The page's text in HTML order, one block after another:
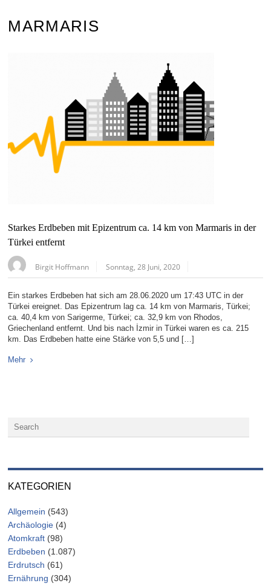
MARMARIS
Starkes Erdbeben mit Epizentrum ca. 14 km von Marmaris in der
Türkei entfernt
Birgit Hoffmann Sonntag, 28 Juni, 2020
Ein starkes Erdbeben hat sich am 28.06.2020 um 17:43 UTC in der
Türkei ereignet. Das Epizentrum lag ca. 14 km von Marmaris, Türkei;
ca. 40,4 km von Sarigerme, Türkei; ca. 32,9 km von Rhodos,
Griechenland entfernt. Und bis nach İzmir in Türkei waren es ca. 215
km. Das Erdbeben hatte eine Stärke von 5,5 und […]
Mehr
KATEGORIEN
Allgemein (543)
Archäologie (4)
Atomkraft (98)
Erdbeben (1.087)
Erdrutsch (61)
Ernährung (304)